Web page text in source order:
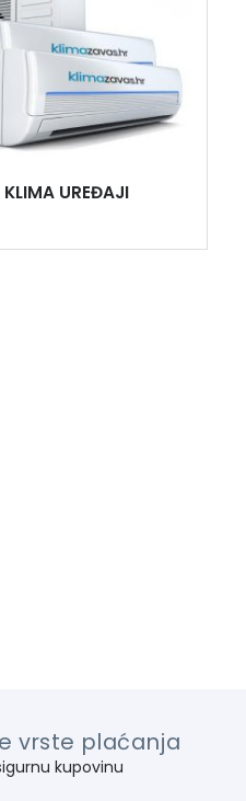
KLIMA UREĐAJI
vrste plaćanja
kupovinu